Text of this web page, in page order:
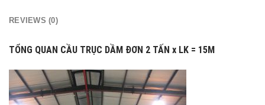
REVIEWS (0)
TỔNG QUAN CẦU TRỤC DẦM ĐƠN 2 TẤN x LK = 15M